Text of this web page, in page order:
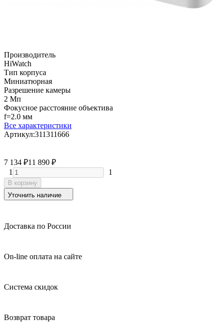
Производитель
HiWatch
Тип корпуса
Миниатюрная
Разрешение камеры
2 Мп
Фокусное расстояние объектива
f=2.0 мм
Все характеристики
Артикул:311311666
7 134 ₽11 890 ₽
1
1
В корзину
Уточнить наличие
Доставка по России
On-line оплата на сайте
Система скидок
Возврат товара